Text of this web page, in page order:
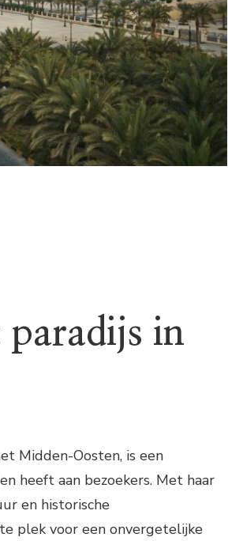
paradijs in
Midden-Oosten, is een
heeft aan bezoekers. Met haar
en historische
plek voor een onvergetelijke